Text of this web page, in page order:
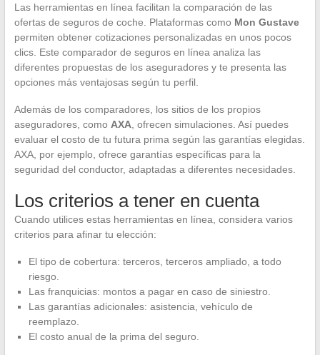
Las herramientas en línea facilitan la comparación de las
ofertas de seguros de coche. Plataformas como Mon Gustave
permiten obtener cotizaciones personalizadas en unos pocos
clics. Este comparador de seguros en línea analiza las
diferentes propuestas de los aseguradores y te presenta las
opciones más ventajosas según tu perfil.
Además de los comparadores, los sitios de los propios
aseguradores, como AXA, ofrecen simulaciones. Así puedes
evaluar el costo de tu futura prima según las garantías elegidas.
AXA, por ejemplo, ofrece garantías específicas para la
seguridad del conductor, adaptadas a diferentes necesidades.
Los criterios a tener en cuenta
Cuando utilices estas herramientas en línea, considera varios
criterios para afinar tu elección:
El tipo de cobertura: terceros, terceros ampliado, a todo
riesgo.
Las franquicias: montos a pagar en caso de siniestro.
Las garantías adicionales: asistencia, vehículo de
reemplazo.
El costo anual de la prima del seguro.